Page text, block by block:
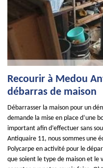
Recourir à Medou
débarras de maison
Débarrasser la maison pour un
demande la mise en place d’une
important afin d’effectuer sans
Antiquaire 11, nous sommes une
Polycarpe en activité pour le
que soient le type de maison et le